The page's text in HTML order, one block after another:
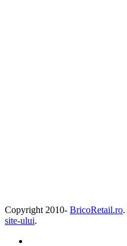
Copyright 2010- BricoRetail.ro.
site-ului.